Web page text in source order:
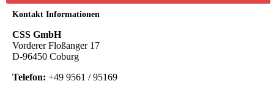
Kontakt Informationen
CSS GmbH
Vorderer Floßanger 17
D-96450 Coburg
Telefon: +49 9561 / 95169